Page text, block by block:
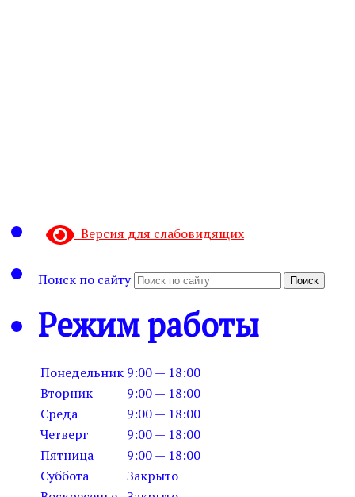
Версия для слабовидящих
Поиск по сайту Поиск
Режим работы
Понедельник 9:00 — 18:00
Вторник
9:00 — 18:00
Среда
9:00 — 18:00
Четверг
9:00 — 18:00
Пятница
9:00 — 18:00
Суббота
Закрыто